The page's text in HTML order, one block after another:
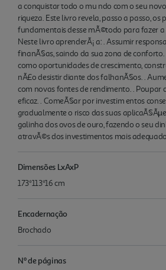
a conquistar todo o mu ndo com o seu
riqueza. Este livro revela, passo a passo, os
fundamentais desse mÃ©todo para fazer
Neste livro aprenderÃ¡ a: . Assumir
finanÃ§as, saindo da sua zona de
como oportunidades de crescimento,
nÃ£o desistir diante dos falhanÃ§os. .
com novas fontes de rendimento. . Poupar
eficaz. . ComeÃ§ar por investim entos
gradualmente o risco das suas
galinha dos ovos de ouro, fazendo o seu
atravÃ©s dos investimentos mais
Dimensões LxAxP
173*113*16 cm
Encadernação
Brochado
Nº de páginas